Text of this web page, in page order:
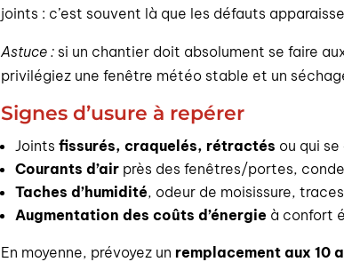
joints : c’est souvent là que les défauts
Astuce : si un chantier doit absolument se faire
privilégiez une fenêtre météo stable et un
Signes d’usure à repérer
Jointsfissurés, craquelés, rétractés ou qui se
Courants d’air près des fenêtres/portes,
Taches d’humidité, odeur de moisissure,
Augmentation des coûts d’énergie à confort
En moyenne, prévoyez un remplacement aux 10